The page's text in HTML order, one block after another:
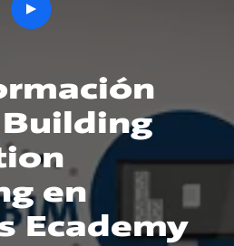
en
Ecademy
play
button